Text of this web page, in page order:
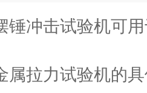
锤冲击试验机可用
属拉力试验机的